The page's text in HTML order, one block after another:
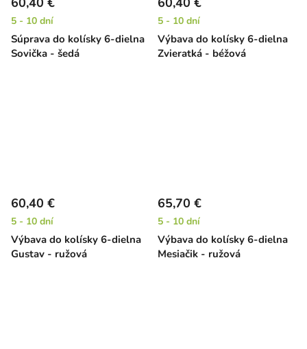
Súprava do kolísky 6-dielna
Sovička - šedá
5 - 10 dní
Výbava do kolísky 6-dielna
Zvieratká - béžová
5 - 10 dní
Výbava do kolísky 6-dielna
Gustav - ružová
60,40 €
5 - 10 dní
Výbava do kolísky 6-dielna
Mesiačik - ružová
65,70 €
5 - 10 dní